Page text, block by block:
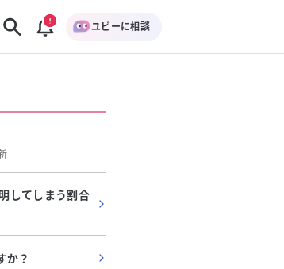
ユビーに相談
してしまう割合
か？